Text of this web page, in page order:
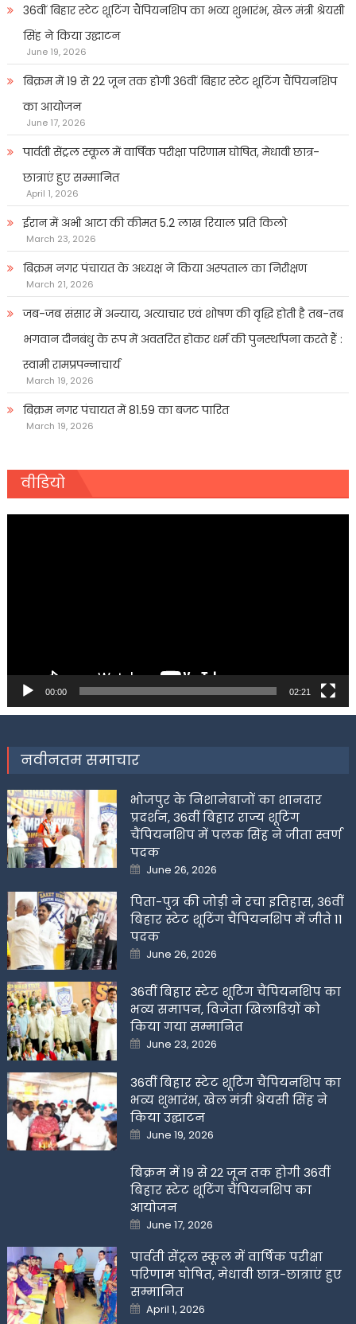
36वीं बिहार स्टेट शूटिंग चैंपियनशिप का भव्य शुभारंभ, खेल मंत्री श्रेयसी
सिंह ने किया उद्घाटन
June 19, 2026
बिक्रम में 19 से 22 जून तक होगी 36वीं बिहार स्टेट शूटिंग चैंपियनशिप
का आयोजन
June 17, 2026
पार्वती सेंट्रल स्कूल में वार्षिक परीक्षा परिणाम घोषित, मेधावी छात्र-
छात्राएं हुए सम्मानित
April 1, 2026
ईरान में अभी आटा की कीमत 5.2 लाख रियाल प्रति किलो
March 23, 2026
बिक्रम नगर पंचायत के अध्यक्ष ने किया अस्पताल का निरीक्षण
March 21, 2026
जब-जब संसार में अन्याय, अत्याचार एवं शोषण की वृद्धि होती है तब-तब
भगवान दीनबंधु के रूप में अवतरित होकर धर्म की पुनर्स्थापना करते हैं :
स्वामी रामप्रपन्नाचार्य
March 19, 2026
बिक्रम नगर पंचायत में 81.59 का बजट पारित
March 19, 2026
वीडियो
00:00 02:21
नवीनतम समाचार
भोजपुर के निशानेबाजों का शानदार
प्रदर्शन, 36वीं बिहार राज्य शूटिंग
चैंपियनशिप में पलक सिंह ने जीता स्वर्ण
पदक
Posted
on
June 26, 2026
पिता-पुत्र की जोड़ी ने रचा इतिहास, 36वीं
बिहार स्टेट शूटिंग चैंपियनशिप में जीते 11
पदक
Posted
on
June 26, 2026
36वीं बिहार स्टेट शूटिंग चैंपियनशिप का
भव्य समापन, विजेता खिलाडिय़ों को
किया गया सम्मानित
Posted
on
June 23, 2026
36वीं बिहार स्टेट शूटिंग चैंपियनशिप का
भव्य शुभारंभ, खेल मंत्री श्रेयसी सिंह ने
किया उद्घाटन
Posted
on
June 19, 2026
बिक्रम में 19 से 22 जून तक होगी 36वीं
बिहार स्टेट शूटिंग चैंपियनशिप का
आयोजन
Posted
on
June 17, 2026
पार्वती सेंट्रल स्कूल में वार्षिक परीक्षा
परिणाम घोषित, मेधावी छात्र-छात्राएं हुए
सम्मानित
Posted
on
April 1, 2026